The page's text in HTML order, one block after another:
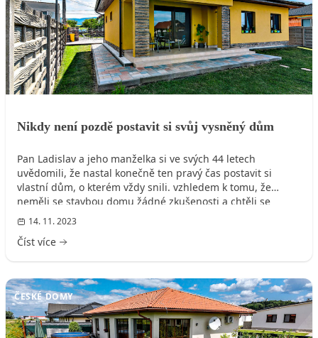
Nikdy není pozdě postavit si svůj vysněný dům
Pan Ladislav a jeho manželka si ve svých 44 letech
uvědomili, že nastal konečně ten pravý čas postavit si
vlastní dům, o kterém vždy snili. vzhledem k tomu, že
neměli se stavbou domu žádné zkušenosti a chtěli se
vyhnout zdlouhavému procesu papírování, nejlepším
řešením pro ně byla stavba na klíč.
14. 11. 2023
Číst více
ČESKÉ DOMY